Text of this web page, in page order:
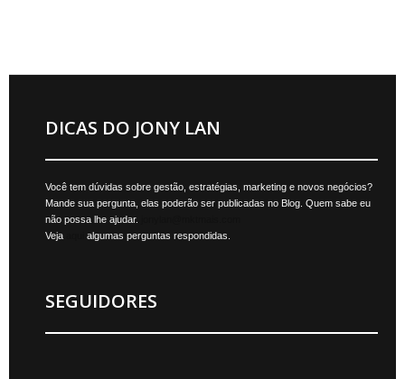
DICAS DO JONY LAN
Você tem dúvidas sobre gestão, estratégias, marketing e novos negócios?
Mande sua pergunta, elas poderão ser publicadas no Blog. Quem sabe eu
não possa lhe ajudar.
Veja
algumas perguntas respondidas.
SEGUIDORES